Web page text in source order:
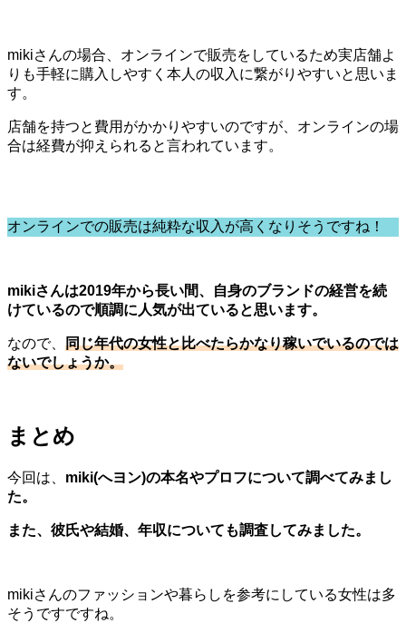
mikiさんの場合、オンラインで販売をしているため実店舗よ
りも手軽に購入しやすく本人の収入に繋がりやすいと思いま
す。
店舗を持つと費用がかかりやすいのですが、オンラインの場
合は経費が抑えられると言われています。
オンラインでの販売は純粋な収入が高くなりそうですね！
mikiさんは2019年から長い間、自身のブランドの経営を続
けているので順調に人気が出ていると思います。
なので、 同じ年代の女性と比べたらかなり稼いでいるのでは
ないでしょうか。
まとめ
今回は、 miki(へヨン)の本名やプロフについて調べてみまし
た。
また、彼氏や結婚、年収についても調査してみました。
mikiさんのファッションや暮らしを参考にしている女性は多
そうですですね。